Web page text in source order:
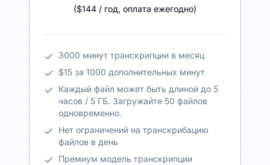
($144 / год, оплата ежегодно)
3000 минут транскрипции в месяц
$15 за 1000 дополнительных минут
Каждый файл может быть длиной до 5
часов / 5 ГБ. Загружайте 50 файлов
одновременно.
Нет ограничений на транскрибацию
файлов в день
Премиум модель транскрипции